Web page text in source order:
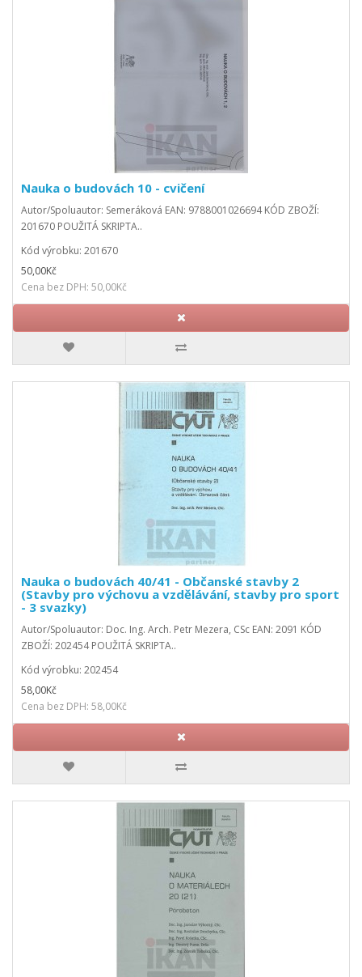
Nauka o budovách 10 - cvičení
Autor/Spoluautor: Semeráková EAN: 9788001026694 KÓD ZBOŽÍ:
201670 POUŽITÁ SKRIPTA..
Kód výrobku: 201670
50,00Kč
Cena bez DPH: 50,00Kč
Nauka o budovách 40/41 - Občanské stavby 2
(Stavby pro výchovu a vzdělávání, stavby pro sport
- 3 svazky)
Autor/Spoluautor: Doc. Ing. Arch. Petr Mezera, CSc EAN: 2091 KÓD
ZBOŽÍ: 202454 POUŽITÁ SKRIPTA..
Kód výrobku: 202454
58,00Kč
Cena bez DPH: 58,00Kč